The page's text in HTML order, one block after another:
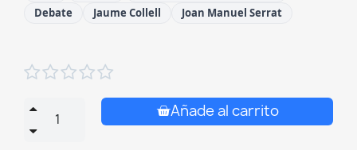
Debate
Jaume Collell Joan Manuel Serrat

Añade al carrito